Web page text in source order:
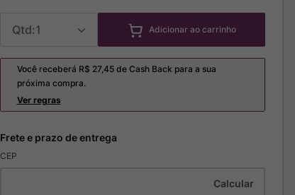
1 Adicionar ao carrinho
Você receberá R$ 27,45de Cash Back para a sua
próxima compra.
Ver regras
CEP